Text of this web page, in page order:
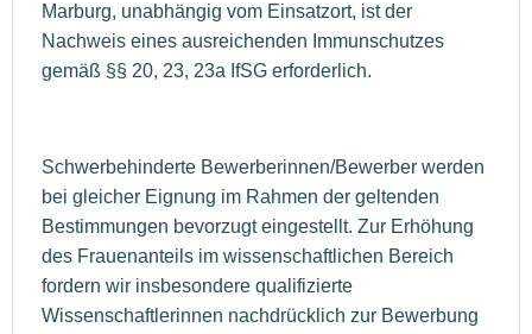
Marburg, unabhängig vom Einsatzort, ist der
Nachweis eines ausreichenden Immunschutzes
gemäß §§ 20, 23, 23a IfSG erforderlich.
Schwerbehinderte Bewerberinnen/Bewerber werden
bei gleicher Eignung im Rahmen der geltenden
Bestimmungen bevorzugt eingestellt. Zur Erhöhung
des Frauenanteils im wissenschaftlichen Bereich
fordern wir insbesondere qualifizierte
Wissenschaftlerinnen nachdrücklich zur Bewerbung